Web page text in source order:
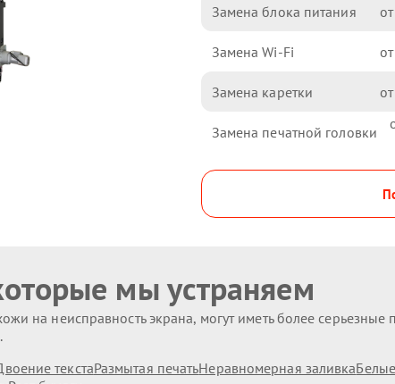
Замена блока питания
Замена Wi-Fi
Замена каретки
Замена печатной головки
мы устраняем
на неисправность экрана, могут иметь более
текстаРазмытая печатьНеравномерная заливка